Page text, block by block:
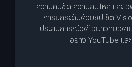
สัมผัสประสบการณ์การเล่นเกมที่
เฟรม 120FPS ช่วยลดการใช้พ
เคลื่อนไหวราบรื่